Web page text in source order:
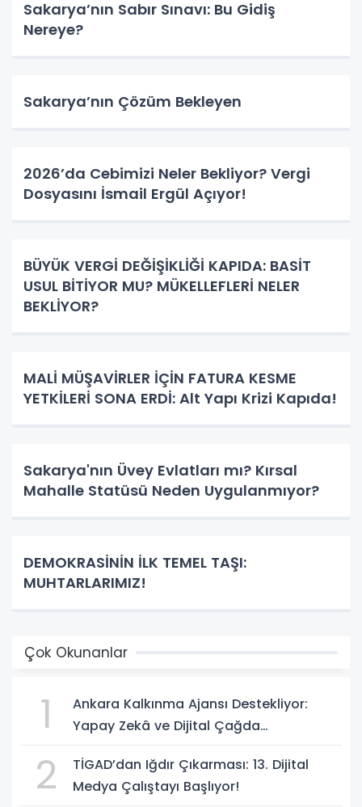
​Sakarya’nın Sabır Sınavı: Bu Gidiş
Nereye?
Sakarya’nın Çözüm Bekleyen
2026’da Cebimizi Neler Bekliyor? Vergi
Dosyasını İsmail Ergül Açıyor!
BÜYÜK VERGİ DEĞİŞİKLİĞİ KAPIDA: BASİT
USUL BİTİYOR MU? MÜKELLEFLERİ NELER
BEKLİYOR?
MALİ MÜŞAVİRLER İÇİN FATURA KESME
YETKİLERİ SONA ERDİ: Alt Yapı Krizi Kapıda!
Sakarya'nın Üvey Evlatları mı? Kırsal
Mahalle Statüsü Neden Uygulanmıyor?
DEMOKRASİNİN İLK TEMEL TAŞI:
MUHTARLARIMIZ!
Çok Okunanlar
1
Ankara Kalkınma Ajansı Destekliyor:
Yapay Zekâ ve Dijital Çağda
Geliştirme Eğitimi Başlıyor!
2
TİGAD’dan Iğdır Çıkarması: 13. Dijital
Medya Çalıştayı Başlıyor!